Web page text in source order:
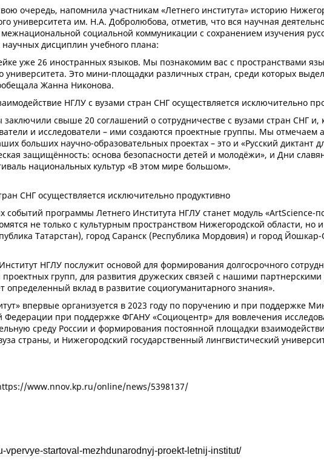
очередь, напомнила участникам «Летнего института» историю
университета им. Н.А. Добролюбова, отметив, что вся научная
социальной коммуникации с сохранением изучения
дисциплин учебного плана:
уже 26 иностранных языков. Мы познакомим вас с пространствами
университета. Это мини-площадки различных стран, среди которых
Жанна Никонова.
НГЛУ с вузами стран СНГ осуществляется исключительно
заключили свыше 20 соглашений о сотрудничестве с вузами стран СНГ и,
и исследователи – ими создаются проектные группы. Мы отмечаем
больших научно-образовательных проектах – это и «Русский диктант
защищённость: основа безопасности детей и молодёжи», и Дни
национальных культур «В этом мире большом».
СНГ осуществляется исключительно продуктивно
событий программы Летнего Института НГЛУ станет модуль «ArtScience-
не только с культурным пространством Нижегородской области, но
Татарстан), город Саранск (Республика Мордовия) и город
НГЛУ послужит основой для формирования долгосрочного
проектных групп, для развития дружеских связей с нашими
определенный вклад в развитие социогуманитарного знания».
впервые организуется в 2023 году по поручению и при поддержке
Федерации при поддержке ФГАНУ «Социоцентр» для вовлечения
среду России и формирования постоянной площадки
страны, и Нижегородский государственный лингвистический
www.nnov.kp.ru/online/news/5398137/
vpervye-startoval-mezhdunarodnyj-proekt-letnij-institut/